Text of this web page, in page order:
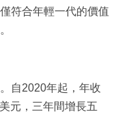
符合年輕一代的價值
自2020年起，年收
元，三年間增長五